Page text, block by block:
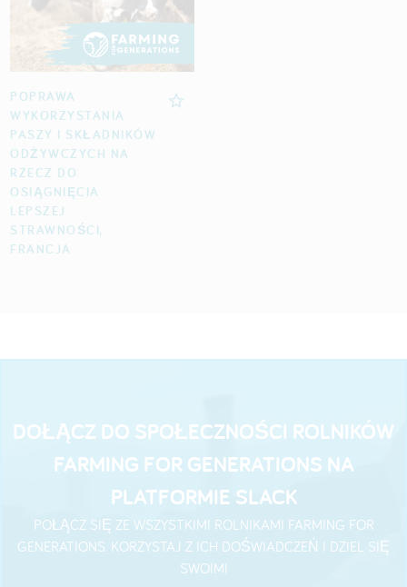
POPRAWA
WYKORZYSTANIA
PASZY I SKŁADNIKÓW
ODŻYWCZYCH NA
RZECZ DO
OSIĄGNIĘCIA
LEPSZEJ
STRAWNOŚCI,
FRANCJA
DOŁĄCZ DO SPOŁECZNOŚCI ROLNIKÓW
FARMING FOR GENERATIONS NA
PLATFORMIE SLACK
POŁĄCZ SIĘ ZE WSZYSTKIMI ROLNIKAMI FARMING FOR
GENERATIONS. KORZYSTAJ Z ICH DOŚWIADCZEŃ I DZIEL SIĘ
SWOIMI